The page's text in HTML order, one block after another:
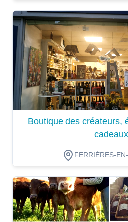
Dégustation
Boutique des créateurs,
cadeaux
FERRIÈRES-
Dégustation